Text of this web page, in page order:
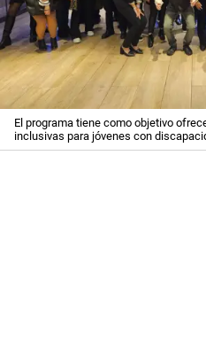
El programa tiene como objetivo
inclusivas para jóvenes con